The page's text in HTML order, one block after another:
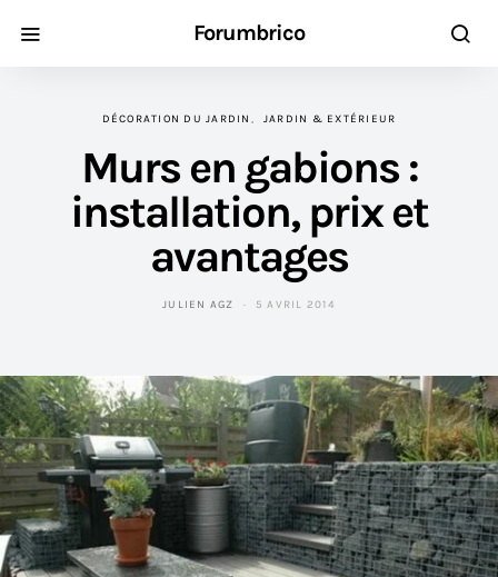
Forumbrico
DÉCORATION DU JARDIN JARDIN & EXTÉRIEUR
Murs en gabions :
installation, prix et
avantages
JULIEN AGZ 5 AVRIL 2014